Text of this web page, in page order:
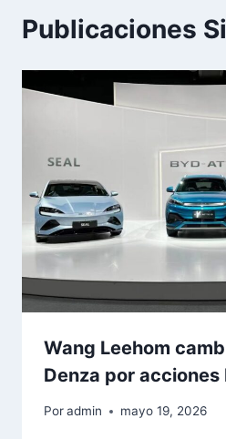
Publicaciones
Wang Leehom
Denza por acciones
Poradmin mayo 19, 2026